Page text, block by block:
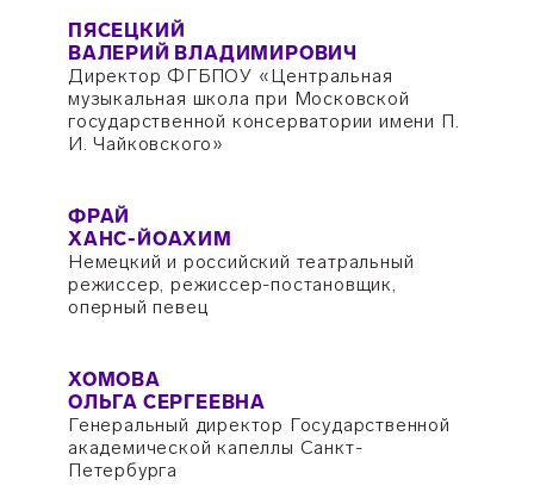
Директор ФГБПОУ «Центральная
музыкальная школа при Московской
государственной консерватории имени П.
И. Чайковского»
ПЯСЕЦКИЙ
ВАЛЕРИЙ ВЛАДИМИРОВИЧ
Немецкий и российский театральный
режиссер, режиссер-постановщик,
оперный певец
ФРАЙ
ХАНС-ЙОАХИМ
Генеральный директор Государственной
академической капеллы Санкт-
Петербурга
ХОМОВА
ОЛЬГА СЕРГЕЕВНА